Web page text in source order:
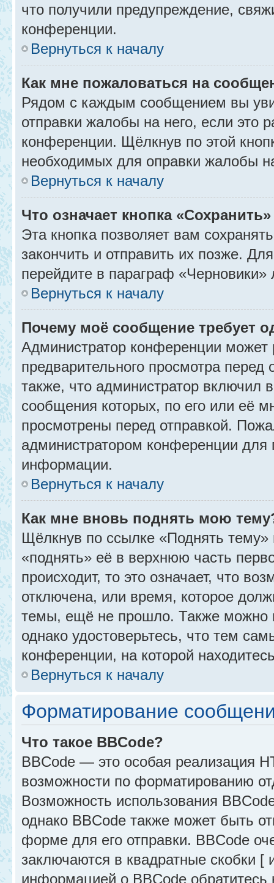
что получили предупреждение,
конференции.
Вернуться к началу
Как мне пожаловаться на
Рядом с каждым сообщением вы
отправки жалобы на него, если это
конференции. Щёлкнув по этой
необходимых для оправки жалобы
Вернуться к началу
Что означает кнопка
Эта кнопка позволяет вам
закончить и отправить их позже.
перейдите в параграф «Черновики»
Вернуться к началу
Почему моё сообщение требует
Администратор конференции
предварительного просмотра
также, что администратор включил
сообщения которых, по его или её
просмотрены перед отправкой.
администратором конференции для
информации.
Вернуться к началу
Как мне вновь поднять мою
Щёлкнув по ссылке «Поднять
«поднять» её в верхнюю часть
происходит, то это означает, что
отключена, или время, которое
темы, ещё не прошло. Также можно
однако удостоверьтесь, что тем
конференции, на которой
Вернуться к началу
Форматирование
Что такое BBCode?
BBCode — это особая реализация
возможности по форматированию
Возможность использования
однако BBCode также может быть
форме для его отправки. BBCode
заключаются в квадратные скобки
информацией о BBCode обратитесь